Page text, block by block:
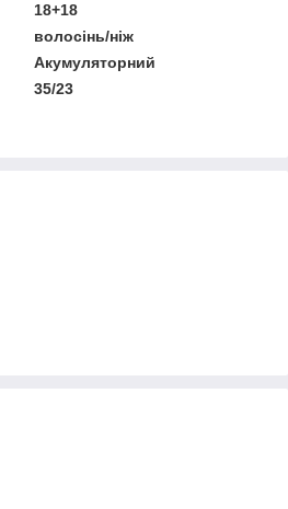
18+18
волосінь/ніж
Акумуляторний
35/23